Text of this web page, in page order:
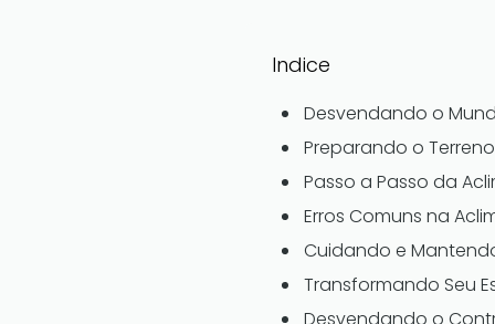
Indice
Desvendando o
Preparando o
Passo a Passo da
Erros Comuns na
Cuidando e
Transformando Seu